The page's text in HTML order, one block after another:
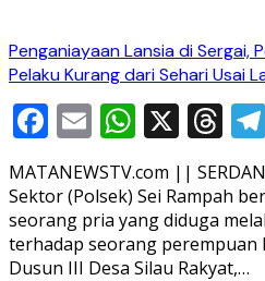
Penganiayaan Lansia di Sergai,
Pelaku Kurang dari Sehari Usai
Facebook
EmailX
MATANEWSTV.com ||
Sektor (Polsek) Sei Rampah
seorang pria yang diduga
terhadap seorang perempuan
Dusun III Desa Silau Rakyat,…